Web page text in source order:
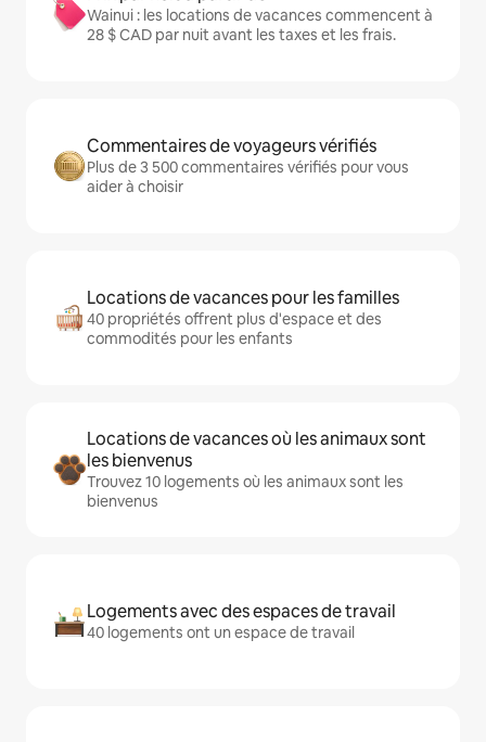
Wainui : les locations de vacances commencent à
28 $ CAD par nuit avant les taxes et les frais.
Commentaires de voyageurs vérifiés
Plus de 3 500 commentaires vérifiés pour vous
aider à choisir
Locations de vacances pour les familles
40 propriétés offrent plus d'espace et des
commodités pour les enfants
Locations de vacances où les animaux sont
les bienvenus
Trouvez 10 logements où les animaux sont les
bienvenus
Logements avec des espaces de travail
40 logements ont un espace de travail